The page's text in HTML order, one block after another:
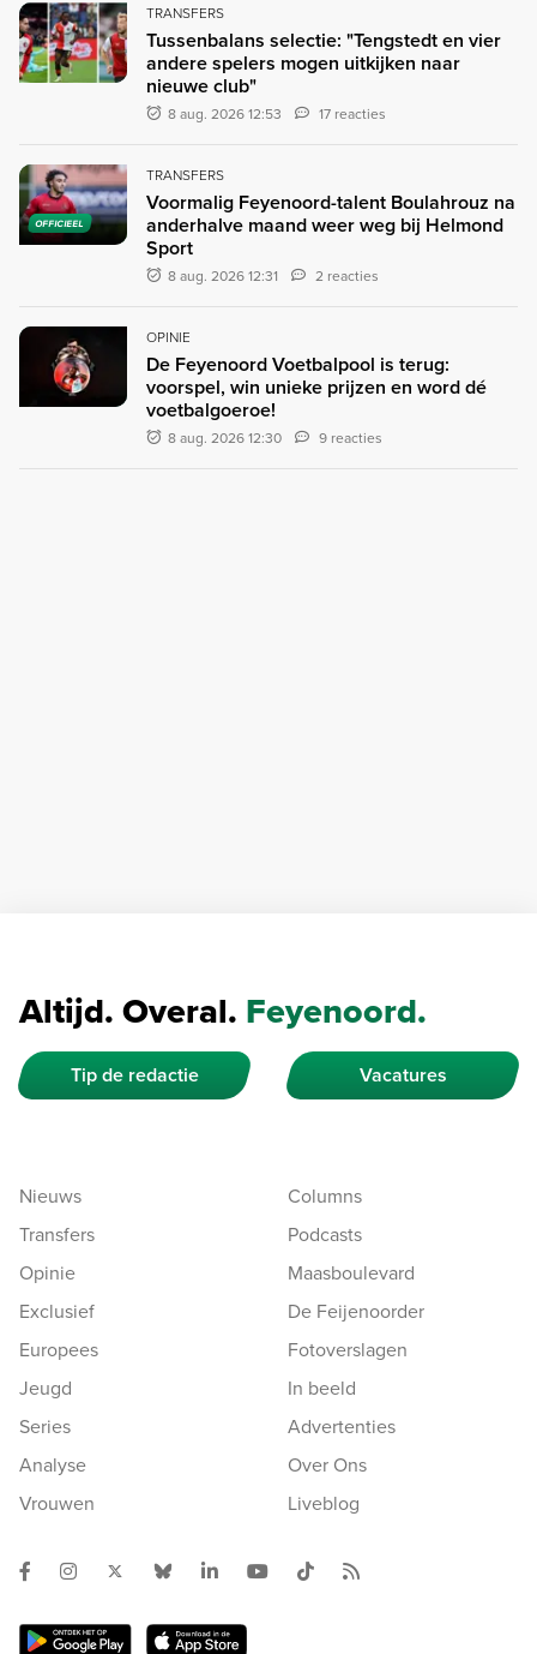
TRANSFERS
Tussenbalans selectie: "Tengstedt en vier
andere spelers mogen uitkijken naar
nieuwe club"
8 aug. 2026 12:53 17 reacties
OFFICIEEL
TRANSFERS
Voormalig Feyenoord-talent Boulahrouz na
anderhalve maand weer weg bij Helmond
Sport
8 aug. 2026 12:31 2 reacties
OPINIE
De Feyenoord Voetbalpool is terug:
voorspel, win unieke prijzen en word dé
voetbalgoeroe!
8 aug. 2026 12:30 9 reacties
Altijd. Overal. Feyenoord.
Tip de redactie Vacatures
Nieuws
Transfers
Opinie
Exclusief
Europees
Jeugd
Series
Analyse
Vrouwen
Columns
Podcasts
Maasboulevard
De Feijenoorder
Fotoverslagen
In beeld
Advertenties
Over Ons
Liveblog